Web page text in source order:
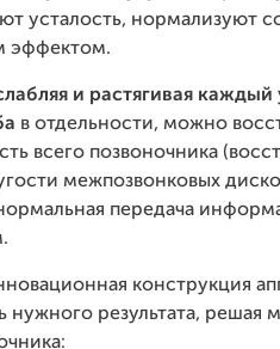
усталость, нормализуют
эффектом.
и растягивая каждый
в отдельности, можно
всего позвоночника
межпозвонковых
передача
конструкция
нужного результата, решая